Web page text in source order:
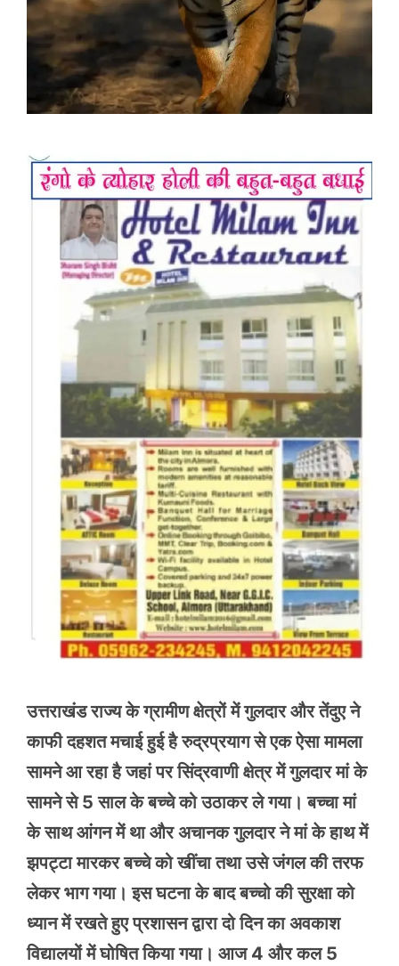
उत्तराखंड राज्य के ग्रामीण क्षेत्रों में गुलदार और तेंदुए ने
काफी दहशत मचाई हुई है रुद्रप्रयाग से एक ऐसा मामला
सामने आ रहा है जहां पर सिंद्रवाणी क्षेत्र में गुलदार मां के
सामने से 5 साल के बच्चे को उठाकर ले गया। बच्चा मां
के साथ आंगन में था और अचानक गुलदार ने मां के हाथ में
झपट्टा मारकर बच्चे को खींचा तथा उसे जंगल की तरफ
लेकर भाग गया। इस घटना के बाद बच्चो की सुरक्षा को
ध्यान में रखते हुए प्रशासन द्वारा दो दिन का अवकाश
विद्यालयों में घोषित किया गया। आज 4 और कल 5